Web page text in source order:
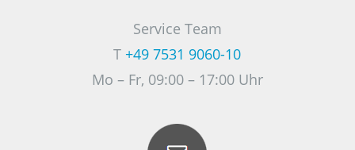
Service Team
T +49 7531 9060-10
Mo – Fr, 09:00 – 17:00 Uhr